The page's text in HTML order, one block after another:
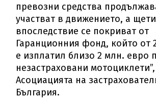
превозни средства
участват в движението, а
впоследствие се покриват от
Гаранционния фонд, който от
е изплатил близо 2 млн. евро
незастраховани
Асоциацията на
България.